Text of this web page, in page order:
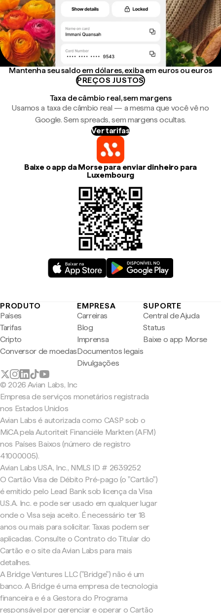
Mantenha seu saldo em dólares, exiba em euros ou euros
PREÇOS JUSTOS
Taxa de câmbio real, sem margens
Usamos a taxa de câmbio real — a mesma que você vê no
Google. Sem spreads, sem margens ocultas.
Ver tarifas
Baixe o app da Morse para enviar dinheiro para
Luxembourg
PRODUTO
Países
Tarifas
Cripto
Conversor de moedas
EMPRESA
Carreiras
Blog
Imprensa
Documentos legais
Divulgações
SUPORTE
Central de Ajuda
Status
Baixe o app Morse
© 2026 Avian Labs, Inc
Empresa de serviços monetários registrada
nos Estados Unidos
Avian Labs é autorizada como CASP sob o
MiCA pela Autoriteit Financiële Markten (AFM)
nos Países Baixos (número de registro
41000005).
Avian Labs USA, Inc., NMLS ID # 2639252
O Cartão Visa de Débito Pré-pago (o "Cartão")
é emitido pelo Lead Bank sob licença da Visa
U.S.A. Inc. e pode ser usado em qualquer lugar
onde o Visa seja aceito. É necessário ter 18
anos ou mais para solicitar. Taxas podem ser
aplicadas. Consulte o Contrato do Titular do
Cartão e o site da Avian Labs para mais
detalhes.
A Bridge Ventures LLC ("Bridge") não é um
banco. A Bridge é uma empresa de tecnologia
financeira e é a Gestora do Programa
responsável por gerenciar e operar o Cartão